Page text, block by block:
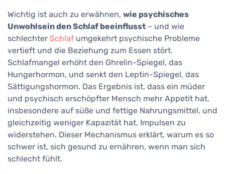
Wichtig ist auch zu erwähnen, wie psychisches
Unwohlsein den Schlaf beeinflusst – und wie
schlechter Schlaf umgekehrt psychische Probleme
vertieft und die Beziehung zum Essen stört.
Schlafmangel erhöht den Ghrelin-Spiegel, das
Hungerhormon, und senkt den Leptin-Spiegel, das
Sättigungshormon. Das Ergebnis ist, dass ein müder
und psychisch erschöpfter Mensch mehr Appetit hat,
insbesondere auf süße und fettige Nahrungsmittel, und
gleichzeitig weniger Kapazität hat, Impulsen zu
widerstehen. Dieser Mechanismus erklärt, warum es so
schwer ist, sich gesund zu ernähren, wenn man sich
schlecht fühlt.